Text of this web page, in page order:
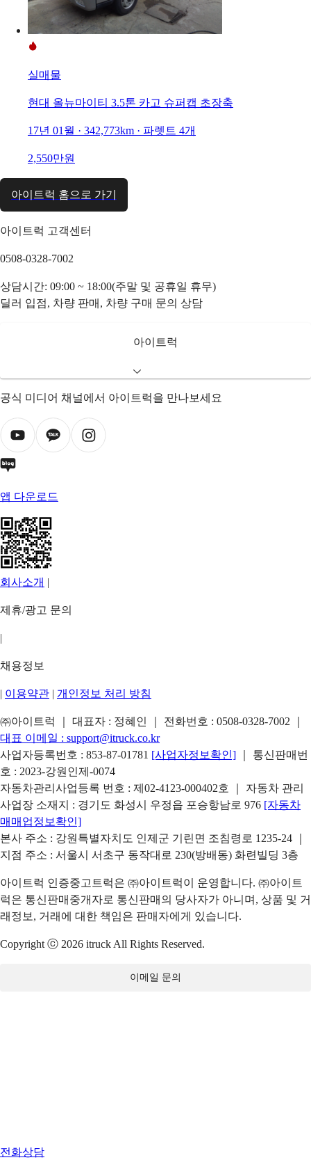
실매물
현대 올뉴마이티 3.5톤 카고 슈퍼캡 초장축
17년 01월 · 342,773km · 파렛트 4개
2,550만원
아이트럭 홈으로 가기
아이트럭 고객센터
0508-0328-7002
상담시간: 09:00 ~ 18:00(주말 및 공휴일 휴무)
딜러 입점, 차량 판매, 차량 구매 문의 상담
아이트럭
공식 미디어 채널에서 아이트럭을 만나보세요
앱 다운로드
회사소개 |
제휴/광고 문의
|
채용정보
| 이용약관 | 개인정보 처리 방침
㈜아이트럭 ｜ 대표자 : 정혜인 ｜ 전화번호 : 0508-0328-7002
대표 이메일 : support@itruck.co.kr
사업자등록번호 : 853-87-01781 [사업자정보확인]
｜ 통신판매번
호 : 2023-강원인제-0074
자동차관리사업등록 번호 : 제02-4123-000402호 ｜ 자동차 관리
사업장 소재지 : 경기도 화성시 우정읍 포승항남로 976 [자동차
매매업정보확인]
본사 주소 : 강원특별자치도 인제군 기린면 조침령로 1235-24 ｜
지점 주소 : 서울시 서초구 동작대로 230(방배동) 화련빌딩 3층
아이트럭 인증중고트럭은 ㈜아이트럭이 운영합니다. ㈜아이트
럭은 통신판매중개자로 통신판매의 당사자가 아니며, 상품 및 거
래정보, 거래에 대한 책임은 판매자에게 있습니다.
Copyright ⓒ 2026 itruck All Rights Reserved.
이메일 문의
전화상담